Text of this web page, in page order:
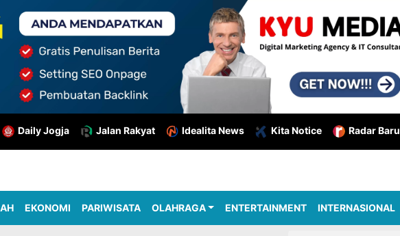
Daily Jogja Jalan Rakyat Idealita News Kita Notice Radar Baru
EKONOMI PARIWISATA OLAHRAGA ENTERTAINMENT INTERNASIONAL